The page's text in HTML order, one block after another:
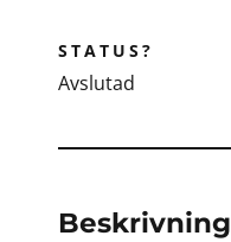
STATUS?
Avslutad
Beskrivning